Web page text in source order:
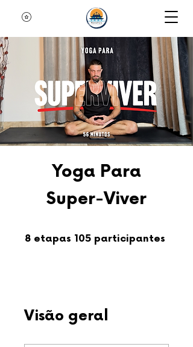
Yoga Para
Super-Viver
8 etapas 105 participantes
Visão geral